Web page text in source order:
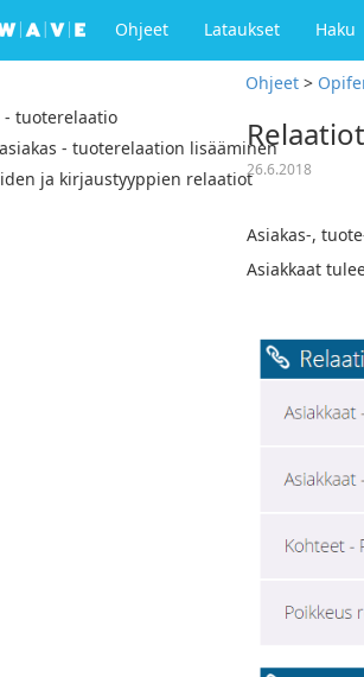
Ohjeet Lataukset Haku
- tuoterelaatio
- tuoterelaation lisääminen
ja kirjaustyyppien relaatiot
Ohjeet >
Relaatiot
26.6.2018
Asiakas-,
Asiakkaat